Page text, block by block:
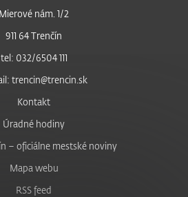
Mierové nám. 1/2
911 64 Trenčín
tel: 032/6504 111
trencin@trencin.sk
Kontakt
Úradné hodiny
– oficiálne mestské noviny
Mapa webu
RSS feed